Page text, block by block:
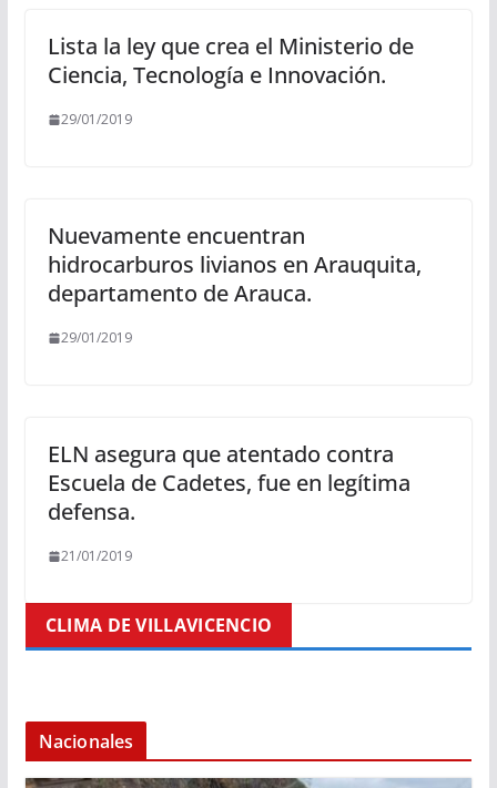
Lista la ley que crea el Ministerio de
Ciencia, Tecnología e Innovación.
29/01/2019
Nuevamente encuentran
hidrocarburos livianos en Arauquita,
departamento de Arauca.
29/01/2019
ELN asegura que atentado contra
Escuela de Cadetes, fue en legítima
defensa.
21/01/2019
CLIMA DE VILLAVICENCIO
Nacionales